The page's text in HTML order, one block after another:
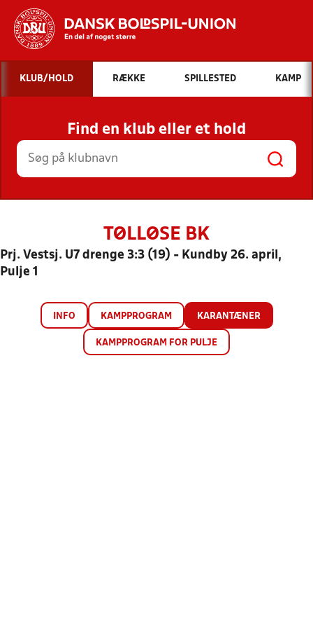
Hvad vil du søge efter?
INDHOLD OG NYHEDER
STILLINGER, RESULTATER, KLUBBER OG
HOLD
KLUB/HOLD RÆKKE SPILLESTED KAMP
Find en klub eller et hold
TØLLØSE BK
Prj. Vestsj. U7 drenge 3:3 (19) - Kundby 26. april,
Pulje 1
INFO KAMPPROGRAM KARANTÆNER
KAMPPROGRAM FOR PULJE